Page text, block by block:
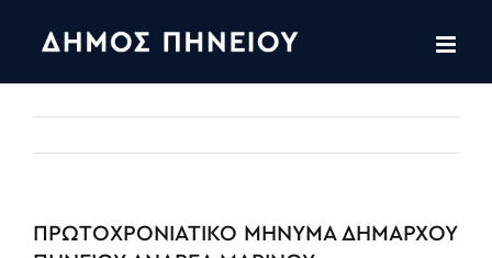
ΠΡΩΤΟΧΡΟΝΙΑΤΙΚΟ ΜΗΝΥΜΑ ΔΗΜΑΡΧΟΥ